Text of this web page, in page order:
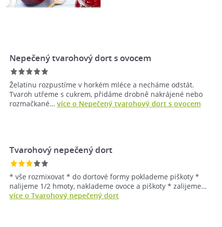
Nepečený tvarohový dort s ovocem
Želatinu rozpustíme v horkém mléce a necháme odstát.
Tvaroh utřeme s cukrem, přidáme drobně nakrájené nebo
rozmačkané… více o Nepečený tvarohový dort s ovocem
Tvarohový nepečený dort
* vše rozmixovat * do dortové formy poklademe piškoty *
nalijeme 1/2 hmoty, naklademe ovoce a piškoty * zalijeme…
více o Tvarohový nepečený dort